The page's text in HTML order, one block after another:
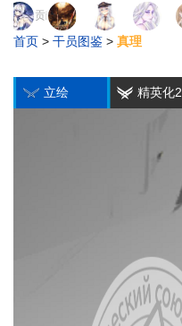
跳
到
导
跳
到
搜
页面贡献者 :
首页 > 干员图鉴 > 真理
立绘 精英化2